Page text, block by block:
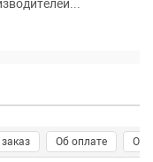
Об оплате О